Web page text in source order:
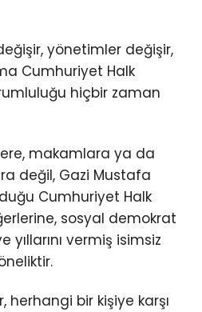
yönetimler değişir,
Cumhuriyet Halk
hiçbir zaman
makamlara ya da
değil, Gazi Mustafa
Cumhuriyet Halk
sosyal demokrat
vermiş isimsiz
herhangi bir kişiye karşı